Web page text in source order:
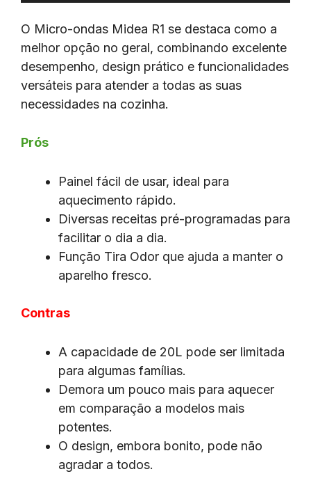
O Micro-ondas Midea R1 se destaca como a
melhor opção no geral, combinando excelente
desempenho, design prático e funcionalidades
versáteis para atender a todas as suas
necessidades na cozinha.
Prós
Painel fácil de usar, ideal para
aquecimento rápido.
Diversas receitas pré-programadas para
facilitar o dia a dia.
Função Tira Odor que ajuda a manter o
aparelho fresco.
Contras
A capacidade de 20L pode ser limitada
para algumas famílias.
Demora um pouco mais para aquecer
em comparação a modelos mais
potentes.
O design, embora bonito, pode não
agradar a todos.